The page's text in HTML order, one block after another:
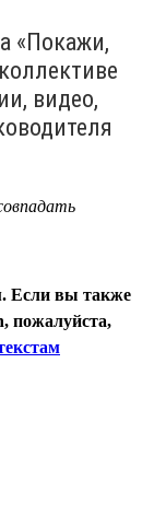
«Покажи,
видео,
Если вы также
пожалуйста,